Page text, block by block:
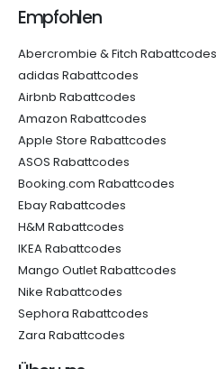
Empfohlen
Abercrombie & Fitch Rabattcodes
adidas Rabattcodes
Airbnb Rabattcodes
Amazon Rabattcodes
Apple Store Rabattcodes
ASOS Rabattcodes
Booking.com Rabattcodes
Ebay Rabattcodes
H&M Rabattcodes
IKEA Rabattcodes
Mango Outlet Rabattcodes
Nike Rabattcodes
Sephora Rabattcodes
Zara Rabattcodes